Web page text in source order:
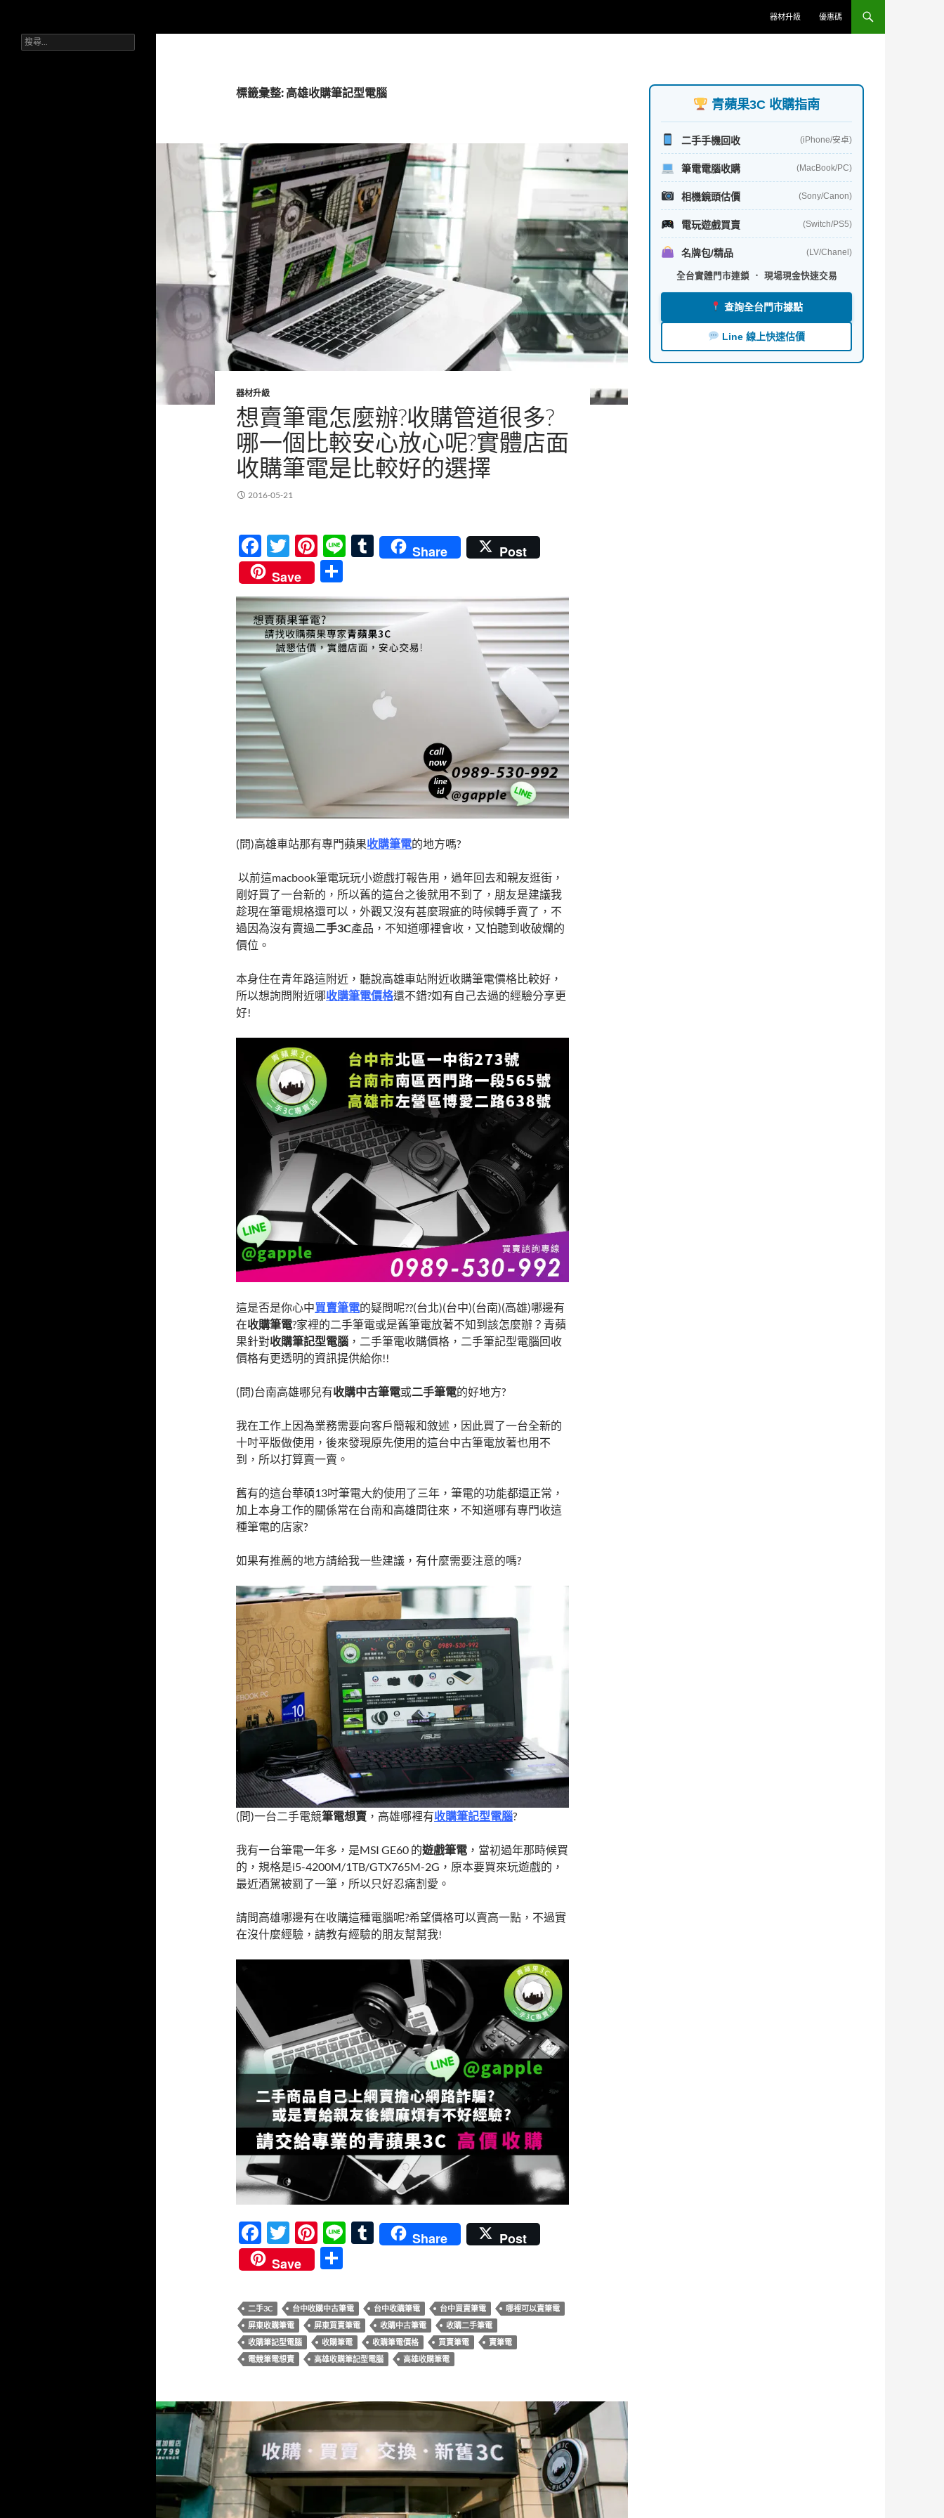
器材升級 優惠碼
標籤彙整: 高雄收購筆記型電腦
器材升級
想賣筆電怎麼辦?收購管道很多?
哪一個比較安心放心呢?實體店面
收購筆電是比較好的選擇
2016-05-21
F
ac
e
b
o
o
k
T
w
itt
er
Pi
nt
er
es
t
Li
e
T
u
bl
r
Share
Post
Save
享
(問)高雄車站那有專門蘋果收購筆電的地方嗎?
以前這macbook筆電玩玩小遊戲打報告用，過年回去和親友逛街，
剛好買了一台新的，所以舊的這台之後就用不到了，朋友是建議我
趁現在筆電規格還可以，外觀又沒有甚麼瑕疵的時候轉手賣了，不
過因為沒有賣過二手3C產品，不知道哪裡會收，又怕聽到收破爛的
價位。
本身住在青年路這附近，聽說高雄車站附近收購筆電價格比較好，
所以想詢問附近哪收購筆電價格還不錯?如有自己去過的經驗分享更
好!
這是否是你心中買賣筆電的疑問呢??(台北)(台中)(台南)(高雄)哪邊有
在收購筆電?家裡的二手筆電或是舊筆電放著不知到該怎麼辦？青蘋
果針對收購筆記型電腦 ，二手筆電收購價格，二手筆記型電腦回收
價格有更透明的資訊提供給你!!
(問)台南高雄哪兒有收購中古筆電或二手筆電的好地方?
我在工作上因為業務需要向客戶簡報和敘述，因此買了一台全新的
十吋平版做使用，後來發現原先使用的這台中古筆電放著也用不
到，所以打算賣一賣。
舊有的這台華碩13吋筆電大約使用了三年，筆電的功能都還正常，
加上本身工作的關係常在台南和高雄間往來，不知道哪有專門收這
種筆電的店家?
如果有推薦的地方請給我一些建議，有什麼需要注意的嗎?
(問)一台二手電競筆電想賣 ，高雄哪裡有收購筆記型電腦?
我有一台筆電一年多，是MSI GE60 的遊戲筆電 ，當初過年那時候買
的，規格是i5-4200M/1TB/GTX765M-2G，原本要買來玩遊戲的，
最近酒駕被罰了一筆，所以只好忍痛割愛。
請問高雄哪邊有在收購這種電腦呢?希望價格可以賣高一點，不過實
在沒什麼經驗，請教有經驗的朋友幫幫我!
F
ac
e
b
o
o
k
T
w
itt
er
Pi
nt
er
es
t
Li
T
u
bl
r
Share
Post
Save
二手3C 台中收購中古筆電 台中收購筆電 台中買賣筆電
哪裡可以賣筆電
屏東收購筆電
屏東買賣筆電 收購中古筆電
收購二手筆電
收購筆記型電腦
收購筆電 收購筆電價格 買賣筆電
賣筆電
電競筆電想賣
高雄收購筆記型電腦 高雄收購筆電
青蘋果3C 收購指南
二手手機回收 (iPhone/安卓)
筆電電腦收購 (MacBook/PC)
相機鏡頭估價 (Sony/Canon)
電玩遊戲買賣 (Switch/PS5)
名牌包/精品 (LV/Chanel)
全台實體門市連鎖 ． 現場現金快速交易
查詢全台門市據點
Line 線上快速估價
台灣首選相機收購平台。單眼、無
反、鏡頭皆收。台中一中/三賢店。
搜
尋